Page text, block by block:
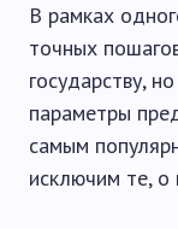
В рамках
точных
государству,
параметры
самым
исключим те, о